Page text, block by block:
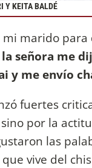
Y KEITA BALDÉ
mi marido
la señora me
y me envío
fuertes
por la
las
vive del